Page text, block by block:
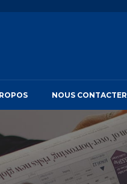
NOUS CONTACTER